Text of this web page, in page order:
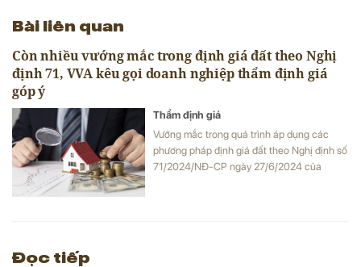
Bài liên quan
Còn nhiều vướng mắc trong định giá đất theo Nghị
định 71, VVA kêu gọi doanh nghiệp thẩm định giá
góp ý
Thẩm định giá
Vướng mắc trong quá trình áp dụng các
phương pháp định giá đất theo Nghị định số
71/2024/NĐ-CP ngày 27/6/2024 của
Đọc tiếp